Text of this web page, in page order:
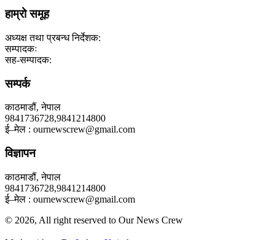
हाम्रो समूह
अध्यक्ष तथा प्रबन्ध निर्देशक:
सम्पादकः
सह-सम्पादक:
सम्पर्क
काठमाडौं, नेपाल
9841736728,9841214800
ई–मेल : ournewscrew@gmail.com
विज्ञापन
काठमाडौं, नेपाल
9841736728,9841214800
ई–मेल : ournewscrew@gmail.com
© 2026, All right reserved to Our News Crew